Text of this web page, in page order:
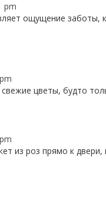
pm
ощущение заботы,
цветы, будто
из роз прямо к